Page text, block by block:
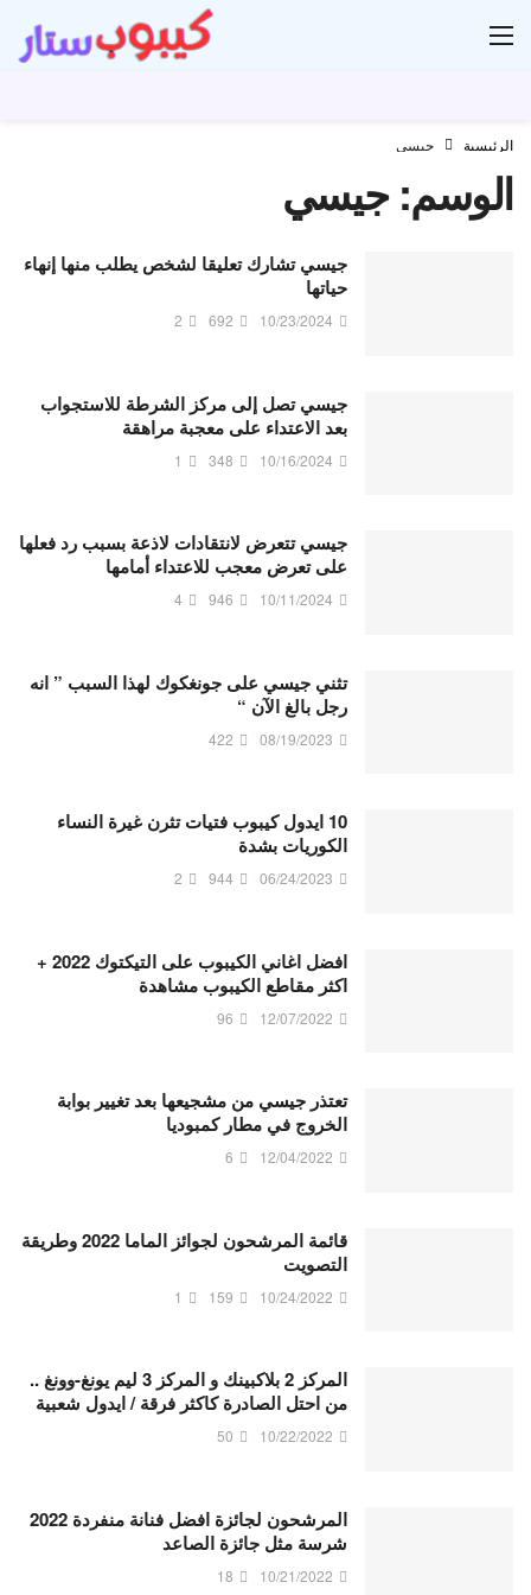
الرئيسية جيسي
الوسم:جيسي
جيسي تشارك تعليقا لشخص يطلب منها إنهاء
حياتها
10/23/2024
692
2
جيسي تصل إلى مركز الشرطة للاستجواب
بعد الاعتداء على معجبة مراهقة
10/16/2024
348
1
جيسي تتعرض لانتقادات لاذعة بسبب رد فعلها
على تعرض معجب للاعتداء أمامها
10/11/2024
946
4
تثني جيسي على جونغكوك لهذا السبب ” انه
رجل بالغ الآن “
08/19/2023
422
10 ايدول كيبوب فتيات تثرن غيرة النساء
الكوريات بشدة
06/24/2023
944
2
افضل اغاني الكيبوب على التيكتوك 2022 +
اكثر مقاطع الكيبوب مشاهدة
12/07/2022
96
تعتذر جيسي من مشجيعها بعد تغيير بوابة
الخروج في مطار كمبوديا
12/04/2022
6
قائمة المرشحون لجوائز الماما 2022 وطريقة
التصويت
10/24/2022
159
1
المركز 2 بلاكبينك و المركز 3 ليم يونغ-وونغ ..
من احتل الصادرة كاكثر فرقة / ايدول شعبية
10/22/2022
50
المرشحون لجائزة افضل فنانة منفردة 2022
شرسة مثل جائزة الصاعد
10/21/2022
18